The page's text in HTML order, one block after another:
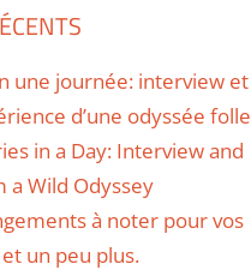
une journée: interview et
d’une odyssée folle
in a Day: Interview and
a Wild Odyssey
à noter pour vos
un peu plus.